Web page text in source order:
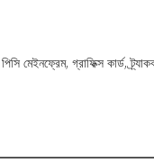
গ্রাফিক্স কার্ড,